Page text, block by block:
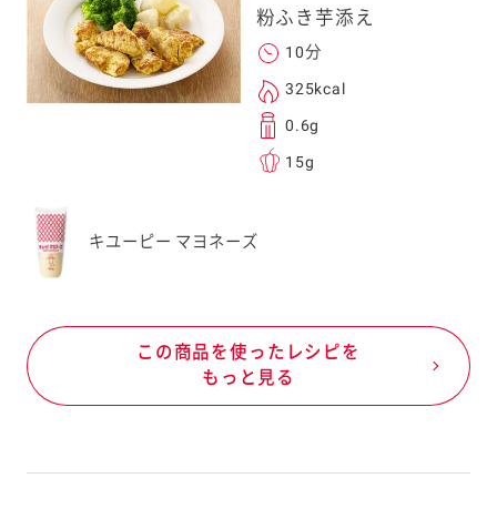
粉ふき芋添え
10分
325kcal
0.6g
15g
キユーピー マヨネーズ
この商品を使ったレシピを
もっと見る